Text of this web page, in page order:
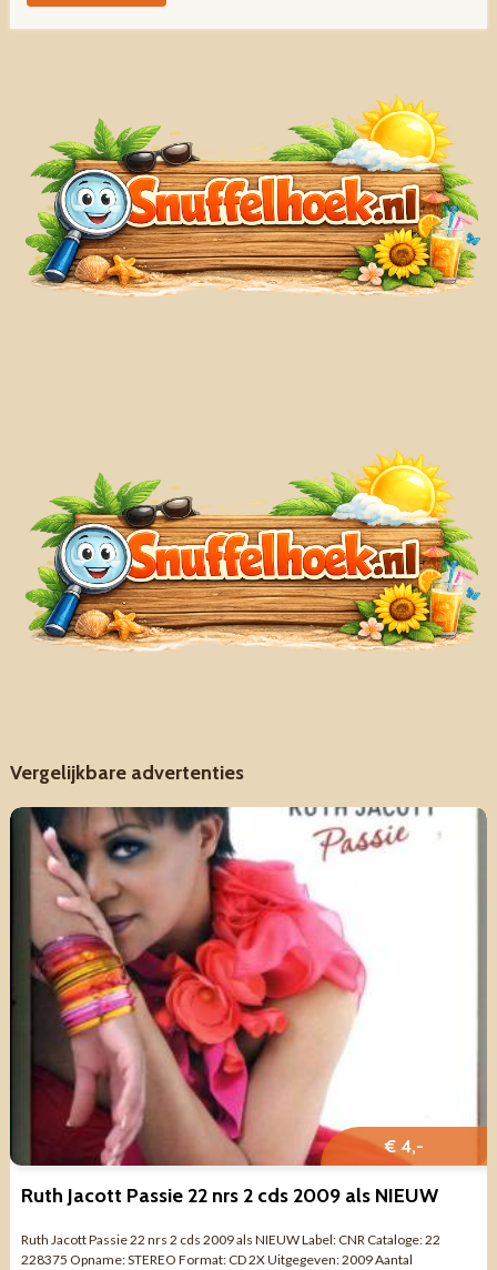
Vergelijkbare advertenties
€ 4,-
Ruth Jacott Passie 22 nrs 2 cds 2009 als NIEUW
Ruth Jacott Passie 22 nrs 2 cds 2009 als NIEUW Label: CNR Cataloge: 22
228375 Opname: STEREO Format: CD 2X Uitgegeven: 2009 Aantal